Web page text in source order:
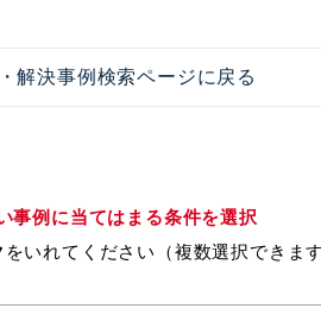
解決事例検索ページに戻る
事例に当てはまる条件を選択
をいれてください（複数選択できま